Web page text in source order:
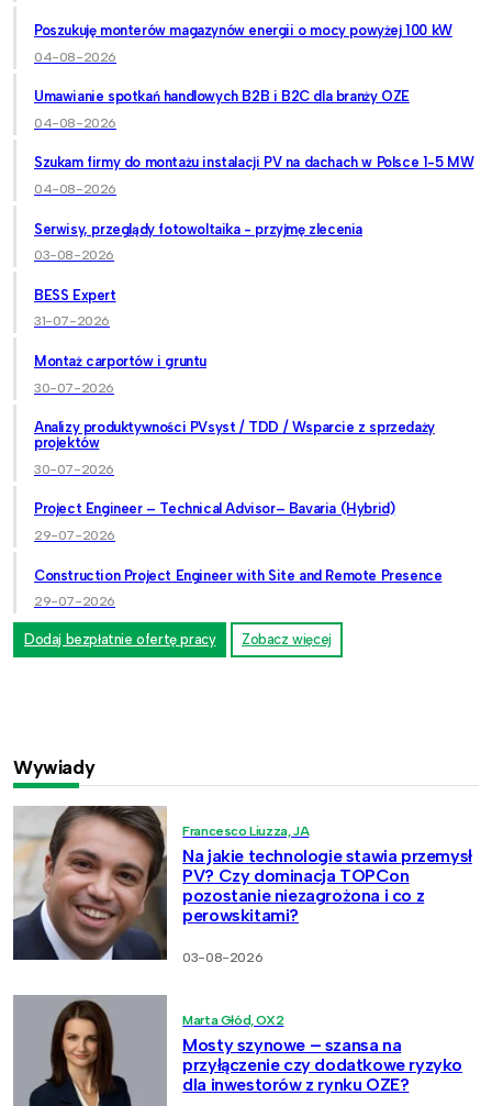
Poszukuję monterów magazynów energii o mocy powyżej 100 kW
04-08-2026
Umawianie spotkań handlowych B2B i B2C dla branży OZE
04-08-2026
Szukam firmy do montażu instalacji PV na dachach w Polsce 1-5 MW
04-08-2026
Serwisy, przeglądy fotowoltaika - przyjmę zlecenia
03-08-2026
BESS Expert
31-07-2026
Montaż carportów i gruntu
30-07-2026
Analizy produktywności PVsyst / TDD / Wsparcie z sprzedaży
projektów
30-07-2026
Project Engineer – Technical Advisor– Bavaria (Hybrid)
29-07-2026
Construction Project Engineer with Site and Remote Presence
29-07-2026
Dodaj bezpłatnie ofertę pracy Zobacz więcej
Wywiady
Francesco Liuzza, JA
Na jakie technologie stawia przemysł
PV? Czy dominacja TOPCon
pozostanie niezagrożona i co z
perowskitami?
03-08-2026
Marta Głód, OX2
Mosty szynowe – szansa na
przyłączenie czy dodatkowe ryzyko
dla inwestorów z rynku OZE?